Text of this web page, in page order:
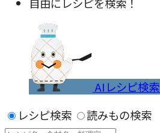
AIレシピ検索
レシピ検索
読みもの検索